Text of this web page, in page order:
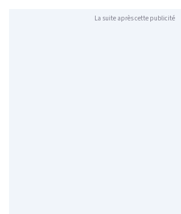
La suite après cette publicité